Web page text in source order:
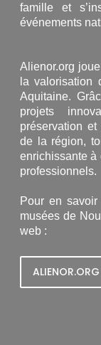
famille et
événements
Alienor.org
la valorisation
Aquitaine.
projets
préservation
de la région,
enrichissante à
professionnels.
Pour en
musées de
web :
ALIENOR.ORG